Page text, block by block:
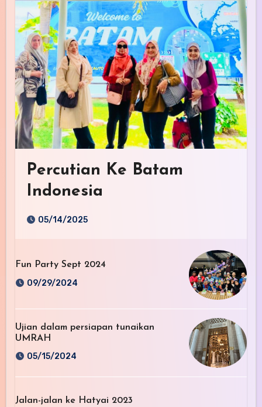
Percutian Ke Batam
Indonesia
05/14/2025
Fun Party Sept 2024
09/29/2024
Ujian dalam persiapan tunaikan
UMRAH
05/15/2024
Jalan-jalan ke Hatyai 2023